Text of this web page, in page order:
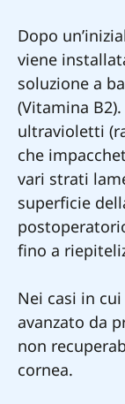
Dopo
viene
soluzione a
(Vitamina
ultravioletti
che
vari strati
superficie
fino a
Nei casi in
avanzato da
non
cornea.